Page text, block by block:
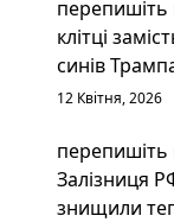
перепишіть
клітці
синів
12 Квітня, 2026
Залізниця
знищили